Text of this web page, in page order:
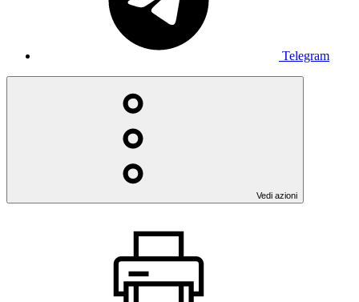
Telegram
Vedi azioni